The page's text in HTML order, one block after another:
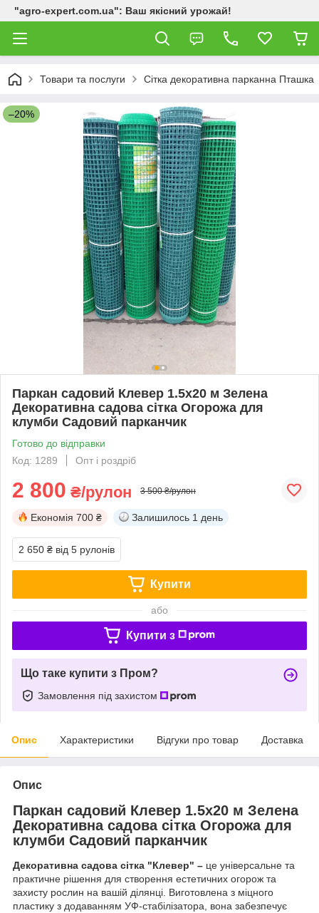
"agro-expert.com.ua": Ваш якісний урожай!
Товари та послуги Сітка декоративна парканна Пташка
–20%
Паркан садовий Клевер 1.5х20 м Зелена
Декоративна садова сітка Огорожа для
клумби Садовий парканчик
Готово до відправки
Код: 1289
Опт і роздріб
2 800 ₴/рулон 3 500 ₴/рулон
Економія 700 ₴ Залишилось 1 день
2 650 ₴ від 5 рулонів
Купити
або
Купити з
Що таке купити з Пром?
Замовлення під захистом
Опис Характеристики Відгуки про товар Доставка
Опис
Паркан садовий Клевер 1.5х20 м Зелена
Декоративна садова сітка Огорожа для
клумби Садовий парканчик
Декоративна садова сітка "Клевер" – це універсальне та
практичне рішення для створення естетичних огорож та
захисту рослин на вашій ділянці. Виготовлена з міцного
пластику з додаванням УФ-стабілізатора, вона забезпечує